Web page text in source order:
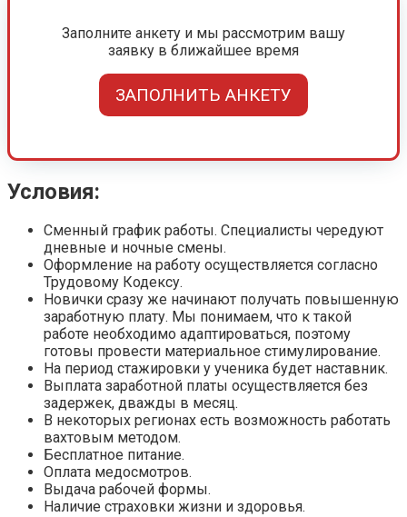
Заполните анкету и мы рассмотрим вашу
заявку в ближайшее время
ЗАПОЛНИТЬ АНКЕТУ
Условия:
Сменный график работы. Специалисты чередуют
дневные и ночные смены.
Оформление на работу осуществляется согласно
Трудовому Кодексу.
Новички сразу же начинают получать повышенную
заработную плату. Мы понимаем, что к такой
работе необходимо адаптироваться, поэтому
готовы провести материальное стимулирование.
На период стажировки у ученика будет наставник.
Выплата заработной платы осуществляется без
задержек, дважды в месяц.
В некоторых регионах есть возможность работать
вахтовым методом.
Бесплатное питание.
Оплата медосмотров.
Выдача рабочей формы.
Наличие страховки жизни и здоровья.